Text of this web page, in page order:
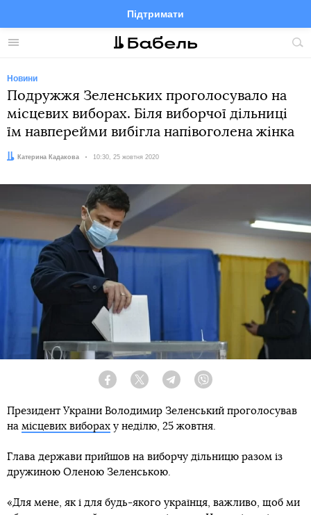
Меню
Підтримати
FacebookTelegramTwitter
Новини
Подружжя Зеленських проголосувало на
місцевих виборах. Біля виборчої дільниці
їм навперейми вибігла напівоголена жінка
Автор:Катерина Кадакова Дата:
10:30, 25 жовтня 2020
Facebook Twitter Telegram
Президент України Володимир Зеленський проголосував
на місцевих виборах у неділю, 25 жовтня.
Глава держави прийшов на виборчу дільницю разом із
дружиною Оленою Зеленською.
«Для мене, як і для будь-якого українця, важливо, щоб ми